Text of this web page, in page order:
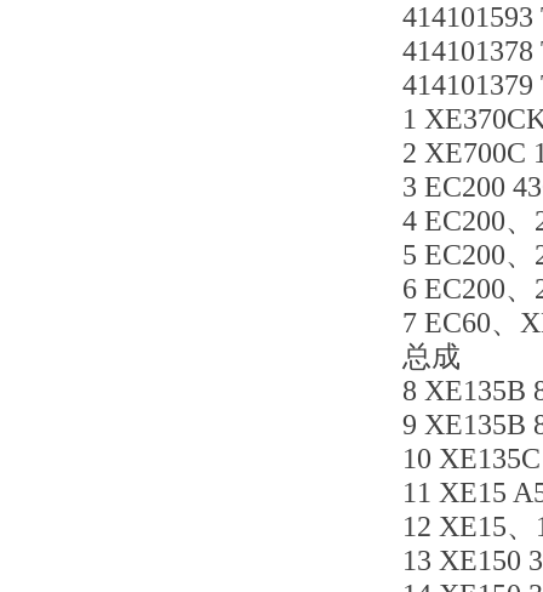
1
2 XE700C
3 EC200
4 EC200、
5 EC200
6 EC200
7 EC60、
总成
8 XE135B
9 XE135B
10
11 XE15
12 XE15
13 XE150